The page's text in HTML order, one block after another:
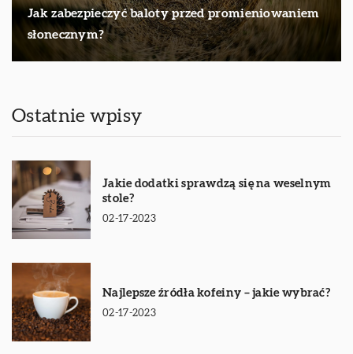
Jak zabezpieczyć baloty przed promieniowaniem
słonecznym?
Ostatnie wpisy
Jakie dodatki sprawdzą się na weselnym
stole?
02-17-2023
Najlepsze źródła kofeiny – jakie wybrać?
02-17-2023